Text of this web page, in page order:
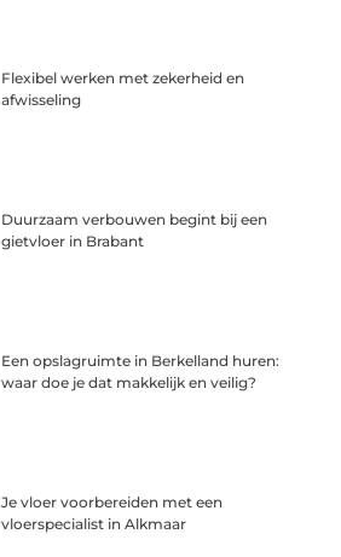
Flexibel werken met zekerheid en
afwisseling
Duurzaam verbouwen begint bij een
gietvloer in Brabant
Een opslagruimte in Berkelland huren:
waar doe je dat makkelijk en veilig?
Je vloer voorbereiden met een
vloerspecialist in Alkmaar